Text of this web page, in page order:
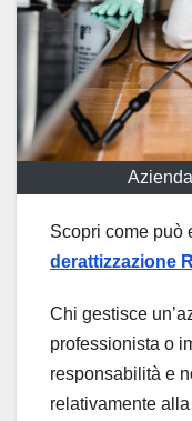
Scopri come può
derattizzazione
Chi gestisce
professionista o
responsabilità e
relativamente